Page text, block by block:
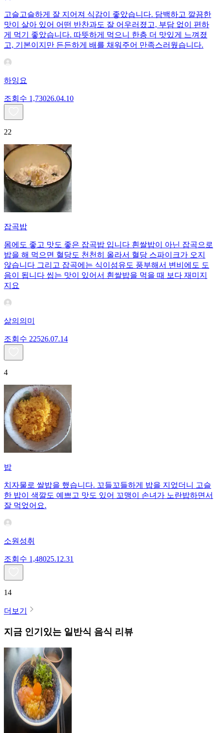
고슬고슬하게 잘 지어져 식감이 좋았습니다. 담백하고 깔끔한
맛이 살아 있어 어떤 반찬과도 잘 어우러졌고, 부담 없이 편하
게 먹기 좋았습니다. 따뜻하게 먹으니 한층 더 맛있게 느껴졌
고, 기본이지만 든든하게 배를 채워주어 만족스러웠습니다.
하잉요
조회수 1,73026.04.10
22
잡곡밥
몸에도 좋고 맛도 좋은 잡곡밥 입니다 흰쌀밥이 아닌 잡곡으로
밥을 해 먹으면 혈당도 천천히 올라서 혈당 스파이크가 오지
않습니다 그리고 잡곡에는 식이섬유도 풍부해서 변비에도 도
음이 됩니다 씹는 맛이 있어서 흰쌀밥을 먹을 때 보다 재미지
지요
삶의의미
조회수 22526.07.14
4
밥
치자물로 쌀밥을 했습니다. 꼬들꼬들하게 밥을 지었더니 고슬
한 밥이 색깔도 예쁘고 맛도 있어 꼬맹이 손녀가 노란밥하면서
잘 먹었어요.
소원성취
조회수 1,48025.12.31
14
더보기
지금 인기있는 일반식 음식 리뷰